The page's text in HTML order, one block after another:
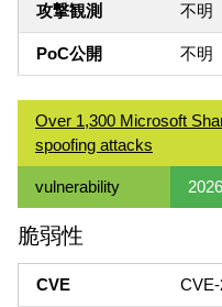
攻撃観測 不明
PoC公開 不明
Over 1,300 Microsoft
spoofing attacks
vulnerability
脆弱性
CVE CVE-